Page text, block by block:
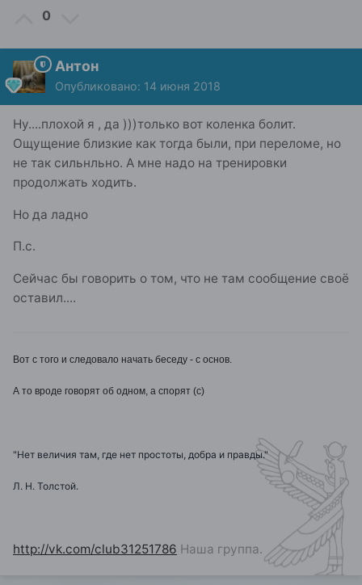
0
Антон
Опубликовано: 14 июня 2018
Ну....плохой я , да )))только вот коленка болит.
Ощущение близкие как тогда были, при переломе, но
не так сильнльно. А мне надо на тренировки
продолжать ходить.
Но да ладно
П.с.
Сейчас бы говорить о том, что не там сообщение своё
оставил....
Вот с того и следовало начать беседу - с основ.
А то вроде говорят об одном, а спорят (с)
"Нет величия там, где нет простоты, добра и правды."
Л. Н. Толстой.
http://vk.com/club31251786 Наша группа.